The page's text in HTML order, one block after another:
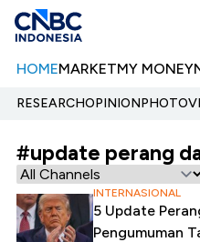
HOMEMARKETMY MONEY
RESEARCHOPINIONPHOTO
#update perang
INTERNASIONAL
5 Update
Pengumuman